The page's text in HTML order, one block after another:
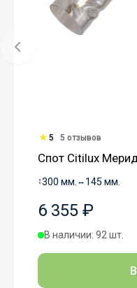
5 5 отзывов
Спот Citilux
↕300 мм. ↔ 145 мм.
6 355 ₽
В наличии: 92 шт.